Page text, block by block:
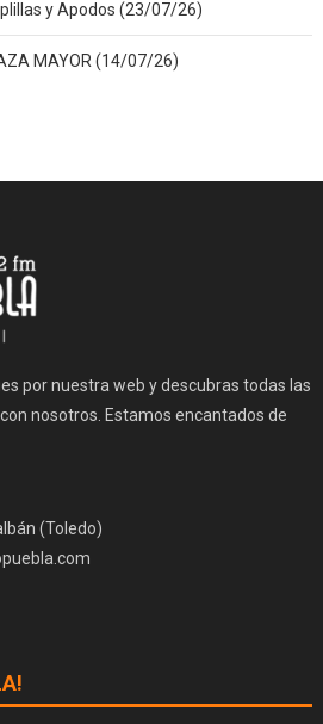
y Apodos (23/07/26)
MAYOR (14/07/26)
por nuestra web y descubras todas las
nosotros. Estamos encantados de
(Toledo)